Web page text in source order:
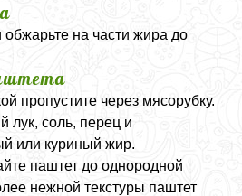
обжарьте на части жира до
пропустите через мясорубку.
лук, соль, перец и
или куриный жир.
паштет до однородной
нежной текстуры паштет